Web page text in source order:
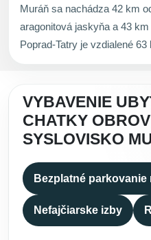
Muráň sa nachádza 42 km
aragonitová jaskyňa a 43
Poprad-Tatry je vzdialené 63
VYBAVENIE
CHATKY
SYSLOVISKO
Bezplatné parkovanie
Nefajčiarske izby